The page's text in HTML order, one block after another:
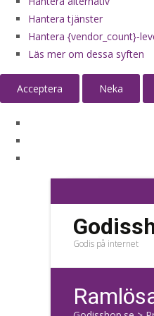
Hantera tjänster
Hantera {vendor_count}-
Läs mer om dessa syften
Acceptera Neka
Godis på internet